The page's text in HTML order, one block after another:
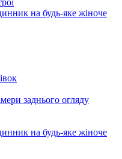
на будь-яке жіноче
заднього огляду
на будь-яке жіноче